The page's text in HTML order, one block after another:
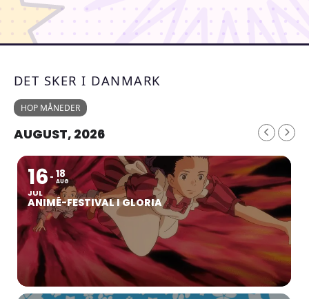
DET SKER I DANMARK
HOP MÅNEDER
AUGUST, 2026
16
JUL
18
AUG
ANIMÉ-FESTIVAL I GLORIA